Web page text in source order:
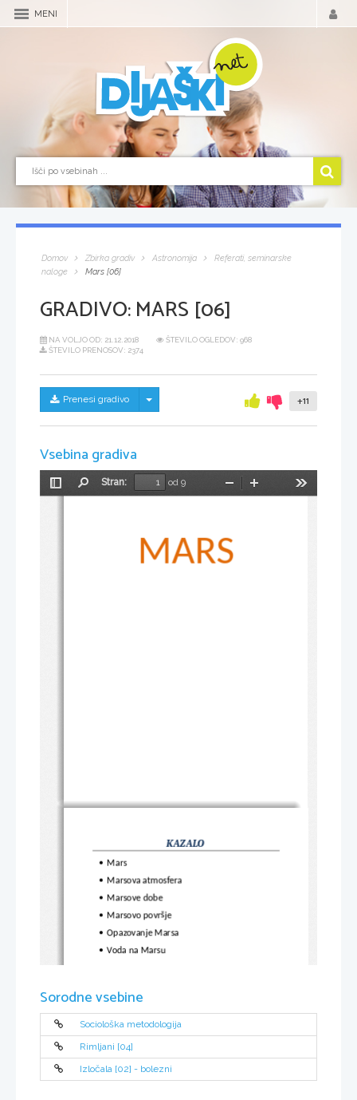
MENI
Domov Zbirka gradiv Astronomija
Referati, seminarske
naloge
Mars [06]
GRADIVO:MARS [06]
NA VOLJO OD: 21.12.2018
ŠTEVILO OGLEDOV: 968
ŠTEVILO PRENOSOV: 2374
Prenesi gradivo Skrij/prikaži meni +11
Vsebina gradiva
Preklopi
Stran:
od 9
Pomanjšaj
MARS
KAZALO
 Mars
 Marsova atmosfera
 Marsove dobe
 Marsovo površje
 Opazovanje Marsa
 Voda na Marsu
Sorodne vsebine
Sociološka metodologija
Rimljani [04]
Izločala [02] - bolezni